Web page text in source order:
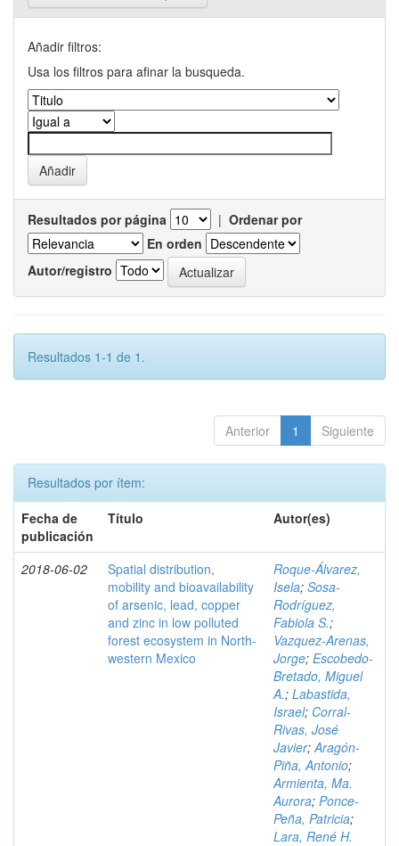
Añadir filtros:
Usa los filtros para afinar la busqueda.
Resultados por página | Ordenar por
En orden
Autor/registro
Resultados 1-1 de 1.
Anterior 1 Siguiente
Resultados por ítem:
Fecha de
publicación
Título Autor(es)
2018-06-02
Spatial distribution,
mobility and bioavailability
of arsenic, lead, copper
and zinc in low polluted
forest ecosystem in North-
western Mexico
Roque-Álvarez,
Isela; Sosa-
Rodríguez,
Fabiola S.;
Vazquez-Arenas,
Jorge; Escobedo-
Bretado, Miguel
A.; Labastida,
Israel; Corral-
Rivas, José
Javier;Aragón-
Piña, Antonio;
Armienta, Ma.
Aurora; Ponce-
Peña, Patricia;
Lara, René H.